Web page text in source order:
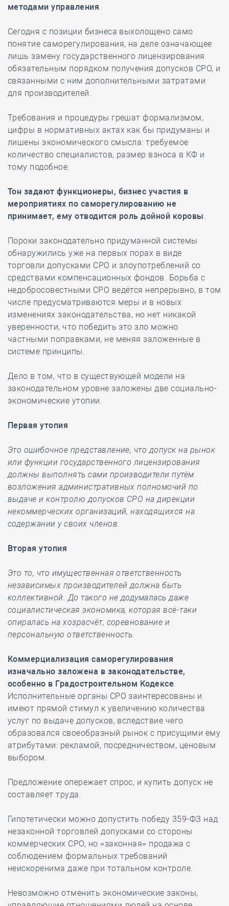
методами управления.
Сегодня с позиции бизнеса выхолощено само
понятие саморегулирования, на деле означающее
лишь замену государственного лицензирования
обязательным порядком получения допусков СРО, и
связанными с ним дополнительными затратами
для производителей.
Требования и процедуры грешат формализмом,
цифры в нормативных актах как бы придуманы и
лишены экономического смысла: требуемое
количество специалистов, размер взноса в КФ и
тому подобное.
Тон задают функционеры, бизнес участия в
мероприятиях по саморегулированию не
принимает, ему отводится роль дойной коровы.
Пороки законодательно придуманной системы
обнаружились уже на первых порах в виде
торговли допусками СРО и злоупотреблений со
средствами компенсационных фондов. Борьба с
недобросовестными СРО ведётся непрерывно, в том
числе предусматриваются меры и в новых
изменениях законодательства, но нет никакой
уверенности, что победить это зло можно
частными поправками, не меняя заложенные в
системе принципы.
Дело в том, что в существующей модели на
законодательном уровне заложены две социально-
экономические утопии.
Первая утопия
Это ошибочное представление, что допуск на рынок
или функции государственного лицензирования
должны выполнять сами производители путём
возложения административных полномочий по
выдаче и контролю допусков СРО на дирекции
некоммерческих организаций, находящихся на
содержании у своих членов.
Вторая утопия
Это то, что имущественная ответственность
независимых производителей должна быть
коллективной. До такого не додумалась даже
социалистическая экономика, которая всё-таки
опиралась на хозрасчёт, соревнование и
персональную ответственность.
Коммерциализация саморегулирования
изначально заложена в законодательстве,
особенно в Градостроительном Кодексе.
Исполнительные органы СРО заинтересованы и
имеют прямой стимул к увеличению количества
услуг по выдаче допусков, вследствие чего
образовался своеобразный рынок с присущими ему
атрибутами: рекламой, посредничеством, ценовым
выбором.
Предложение опережает спрос, и купить допуск не
составляет труда.
Гипотетически можно допустить победу 359-ФЗ над
незаконной торговлей допусками со стороны
коммерческих СРО, но «законная» продажа с
соблюдением формальных требований
неискоренима даже при тотальном контроле.
Невозможно отменить экономические законы,